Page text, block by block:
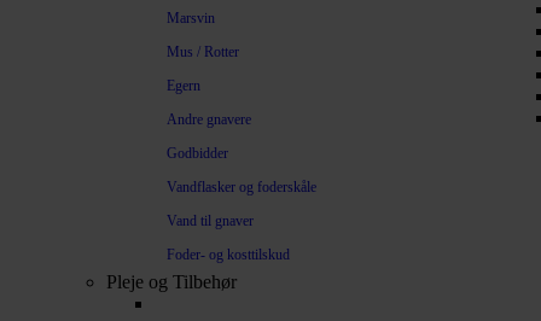
Marsvin
Mus / Rotter
Egern
Andre gnavere
Godbidder
Vandflasker og foderskåle
Vand til gnaver
Foder- og kosttilskud
Pleje og Tilbehør